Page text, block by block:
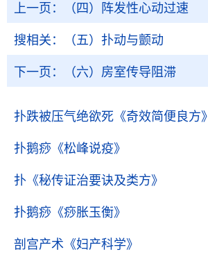
上一页： （四）阵发性心动过速
搜相关： （五）扑动与颤动
下一页： （六）房室传导阻滞
扑跌被压气绝欲死 《奇效简便良方》
扑鹅痧 《松峰说疫》
扑 《秘传证治要诀及类方》
扑鹅痧 《痧胀玉衡》
剖宫产术 《妇产科学》